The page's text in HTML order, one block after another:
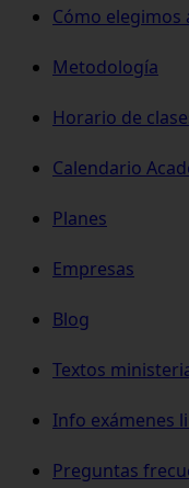
Cómo
Metodología
Horario de
Calendario
Planes
Empresas
Blog
Textos
Info exámenes
Preguntas